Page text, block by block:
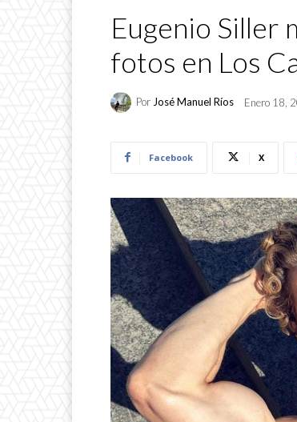
Eugenio Siller
fotos en Los
PorJosé Manuel Ríos Enero 18,
Facebook X